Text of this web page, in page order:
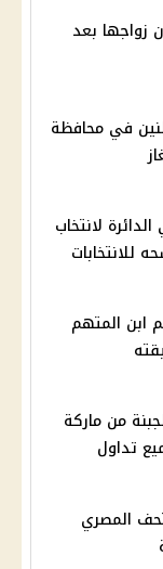
زواجها بعد
في محافظة
لانتخاب
للانتخابات
ابن المتهم
من ماركة
تداول
المصري